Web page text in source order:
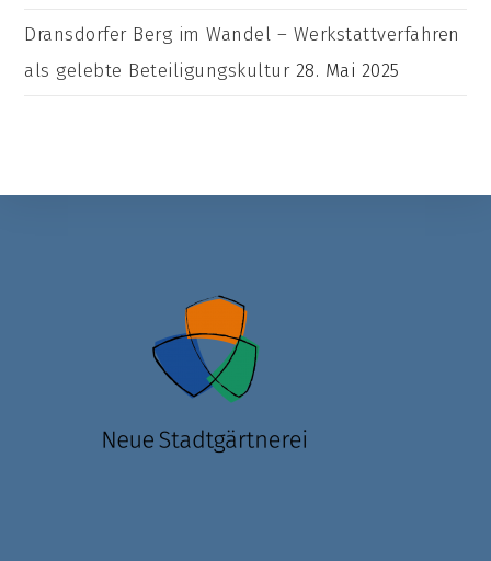
Dransdorfer Berg im Wandel – Werkstattverfahren
als gelebte Beteiligungskultur 28. Mai 2025